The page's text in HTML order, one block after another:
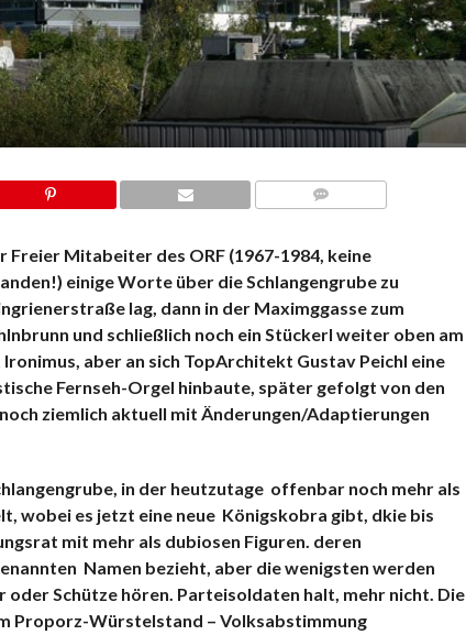
Freier Mitabeiter des ORF (1967-1984, keine
einige Worte über die Schlangengrube zu
lag, dann in der Maximggasse zum
und schließlich noch ein Stückerl weiter oben am
aber an sich TopArchitekt Gustav Peichl eine
Fernseh-Orgel hinbaute, später gefolgt von den
ziemlich aktuell mit Änderungen/Adaptierungen
in der heutzutage offenbar noch mehr als
wobei es jetzt eine neue Königskobra gibt, dkie bis
mit mehr als dubiosen Figuren. deren
Namen bezieht, aber die wenigsten werden
Schütze hören. Parteisoldaten halt, mehr nicht. Die
Proporz-Würstelstand – Volksabstimmung